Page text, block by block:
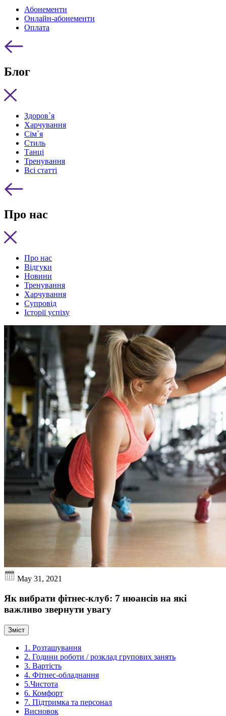
Абонементи
Онлайн-абонементи
Оплата
Блог
Здоров`я
Харчування
Сім`я
Стиль
Танці
Тренування
Всі статті
Про нас
Про нас
Відгуки
Новини
Тренування
Харчування
Супровід
Історії успіху
May 31, 2021
Як вибрати фітнес-клуб: 7 нюансів на які
важливо звернути увагу
Зміст
1. Розташування
2. Години роботи / розклад групових занять
3. Вартість
4. Фітнес-обладнання
5.Чистота
6. Комфорт
7. Підтримка та персонал
Висновок